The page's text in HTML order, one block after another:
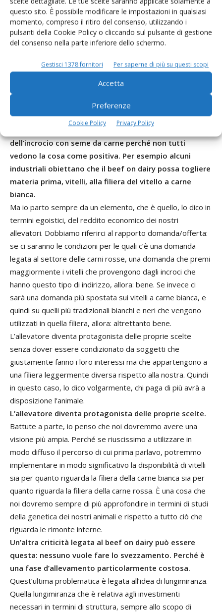
questo sito. È possibile modificare le impostazioni in qualsiasi
momento, compreso il ritiro del consenso, utilizzando i
pulsanti della Cookie Policy o cliccando sul pulsante di gestione
del consenso nella parte inferiore dello schermo.
Gestisci 1378 fornitori Per saperne di più su questi scopi
Accetta
Preferenze
Cookie Policy Privacy Policy
Stiamo parlando della pratica del beef on dairy.
Esatto. E questo è un altro di quegli indirizzi strategici che
noi accompagneremo, grazie anche alla formazione che
implementare ulteriormente la loro redditualità partendo
produzione del latte ma anche alla produzione della carne,
o alla produzione di vitelli che possono essere destinati a
quella filiera.
Io aprirei volentieri una parentesi su questa cosa
dell’incrocio con seme da carne perché non tutti
vedono la cosa come positiva. Per esempio alcuni
industriali obiettano che il beef on dairy possa togliere
materia prima, vitelli, alla filiera del vitello a carne
bianca.
Ma io parto sempre da un elemento, che è quello, lo dico in
termini egoistici, del reddito economico dei nostri
allevatori. Dobbiamo riferirci al rapporto domanda/offerta:
se ci saranno le condizioni per le quali c’è una domanda
legata al settore delle carni rosse, una domanda che premi
maggiormente i vitelli che provengono dagli incroci che
hanno questo tipo di indirizzo, allora: bene. Se invece ci
sarà una domanda più spostata sui vitelli a carne bianca, e
quindi su quelli più tradizionali bianchi e neri che vengono
utilizzati in quella filiera, allora: altrettanto bene.
L’allevatore diventa protagonista delle proprie scelte
senza dover essere condizionato da soggetti che
giustamente fanno i loro interessi ma che appartengono a
una filiera leggermente diversa rispetto alla nostra. Quindi
in questo caso, lo dico volgarmente, chi paga di più avrà a
disposizione l’animale.
L’allevatore diventa protagonista delle proprie scelte.
Battute a parte, io penso che noi dovremmo avere una
visione più ampia. Perché se riuscissimo a utilizzare in
modo diffuso il percorso di cui prima parlavo, potremmo
implementare in modo significativo la disponibilità di vitelli
sia per quanto riguarda la filiera della carne bianca sia per
quanto riguarda la filiera della carne rossa. È una cosa che
noi dovremo sempre di più approfondire in termini di studi
della genetica dei nostri animali e rispetto a tutto ciò che
riguarda le rimonte interne.
Un’altra criticità legata al beef on dairy può essere
questa: nessuno vuole fare lo svezzamento. Perché è
una fase d’allevamento particolarmente costosa.
Quest’ultima problematica è legata all’idea di lungimiranza.
Quella lungimiranza che è relativa agli investimenti
necessari in termini di struttura, sempre allo scopo di